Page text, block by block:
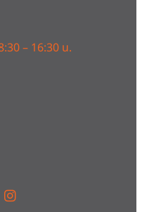
– 16:30 น.